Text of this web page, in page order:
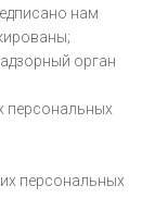
нам
орган
персональных
персональных